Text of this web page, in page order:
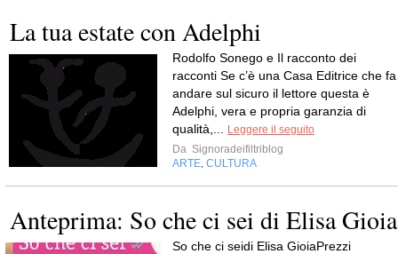
La tua estate con Adelphi
Rodolfo Sonego e Il racconto dei
racconti Se c’è una Casa Editrice che fa
andare sul sicuro il lettore questa è
Adelphi, vera e propria garanzia di
qualità,...
Leggere il seguito
Da Signoradeifiltriblog
ARTE CULTURA
Anteprima: So che ci sei di Elisa Gioia
So che ci seidi Elisa GioiaPrezzi